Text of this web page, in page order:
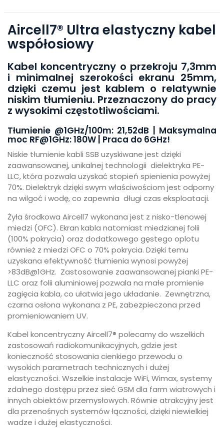
Aircell7® Ultra elastyczny kabel
współosiowy
Kabel koncentryczny o przekroju 7,3mm
i minimalnej szerokości ekranu 25mm,
dzięki czemu jest kablem o relatywnie
niskim tłumieniu. Przeznaczony do pracy
z wysokimi częstotliwościami.
Tłumienie @1GHz/100m: 21,52dB | Maksymalna
moc RF@1GHz: 180W | Praca do 6GHz!
Niskie tłumienie kabli SSB uzyskiwane jest dzięki
zaawansowanej, unikalnej technologii dielektryka PE-
LLC, która pozwala uzyskać stopień spienienia powyżej
70%. Dielektryk dzięki swym właściwościom jest odporny
na wilgoć i wodę, co zapewnia długi czas eksploatacji.
Żyła środkowa Aircell7 wykonana jest z nisko-tlenowej
miedzi (OFC). Ekran kabla natomiast miedzianej folii
(100% pokrycia) oraz dodatkowego gęstego oplotu
również z miedzi OFC o 70% pokrycia. Dzięki temu
uzyskana efektywność tłumienia wynosi powyżej
>83dB@1GHz. Zastosowanie zaawansowanej pianki PE-
LLC oraz folii aluminiowej pozwala na małe promienie
zagięcia kabla, co ułatwia jego układanie. Zewnętrzna,
czarna osłona wykonana z PE, zabezpieczona przed
promieniowaniem UV.
Kabel koncentryczny Aircell7® polecamy do wszelkich
zastosowań radiokomunikacyjnych, gdzie jest
konieczność stosowania cienkiego przewodu o
wysokich parametrach technicznych i dużej
elastyczności. Wszelkie instalacje WiFi, Wimax, systemy
zdalnego dostępu przez sieć GSM dla farm wiatrowych i
innych obiektów przemysłowych. Równie atrakcyjny jest
dla przenośnych systemów łączności, dzięki niewielkiej
wadze i dużej elastyczności.